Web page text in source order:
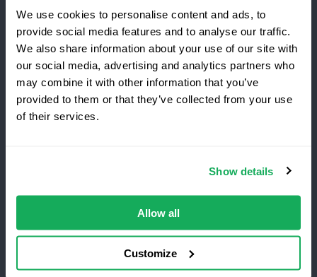
We use cookies to personalise content and ads, to
provide social media features and to analyse our traffic.
We also share information about your use of our site with
our social media, advertising and analytics partners who
may combine it with other information that you’ve
provided to them or that they’ve collected from your use
of their services.
Show details
Allow all
Customize
Numéro de TVA : FR89979868353
Conditions générales Politique de Confidentialité
Mention légale
Vous passez à Quartix ?
suivideflotte, sans
Obtenez la réduction